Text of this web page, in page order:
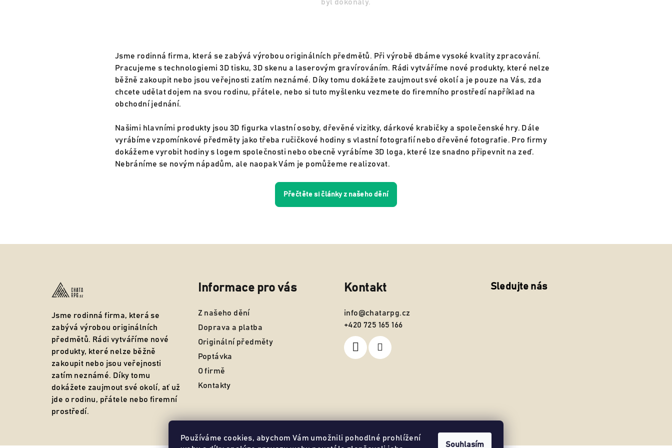
Používáme cookies, abychom Vám umožnili pohodlné prohlížení
Souhlasím
byl dokonalý.
Jsme rodinná firma, která se zabývá výrobou originálních předmětů. Při výrobě dbáme vysoké kvality zpracování.
Pracujeme s technologiemi 3D tisku, 3D skenu a laserovým gravírováním. Rádi vytváříme nové produkty, které nelze
běžně zakoupit nebo jsou veřejnosti zatím neznámé. Díky tomu dokážete zaujmout své okolí a je pouze na Vás, zda
chcete udělat dojem na svou rodinu, přátele, nebo si tuto myšlenku vezmete do firemního prostředí například na
obchodní jednání.
Našimi hlavními produkty jsou 3D figurka vlastní osoby, dřevěné vizitky, dárkové krabičky a společenské hry. Dále
vyrábíme vzpomínkové předměty jako třeba ručičkové hodiny s vlastní fotografií nebo dřevěné fotografie. Pro firmy
dokážeme vyrobit hodiny s logem společnosti nebo obecně vyrábíme 3D loga, které lze snadno připevnit na zeď.
Nebráníme se novým nápadům, ale naopak Vám je pomůžeme realizovat.
Přečtěte si články z našeho dění
Jsme rodinná firma, která se
zabývá výrobou originálních
předmětů. Rádi vytváříme nové
produkty, které nelze běžně
zakoupit nebo jsou veřejnosti
zatím neznámé. Díky tomu
dokážete zaujmout své okolí, ať už
jde o rodinu, přátele nebo firemní
prostředí.
Informace pro vás
Z našeho dění
Doprava a platba
Originální předměty
Poptávka
O firmě
Kontakty
Kontakt
info@chatarpg.cz
+420 725 165 166
Sledujte nás